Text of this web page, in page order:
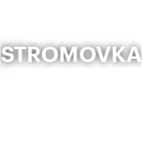
STROMOVKA